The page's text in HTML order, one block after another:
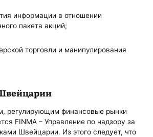
информации в отношении
пакета акций;
торговли и манипулирования
регулирующим финансовые рынки
FINMA – Управление по надзору за
Швейцарии. Из этого следует, что